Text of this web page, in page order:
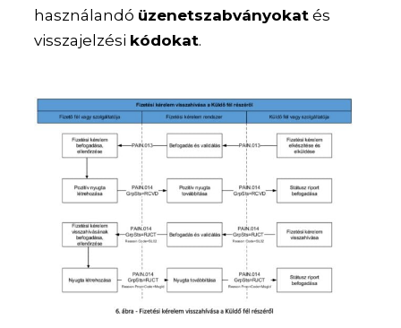
használandó üzenetszabványokat és
visszajelzési kódokat.